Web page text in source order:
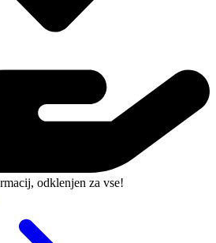
odklenjen za vse!